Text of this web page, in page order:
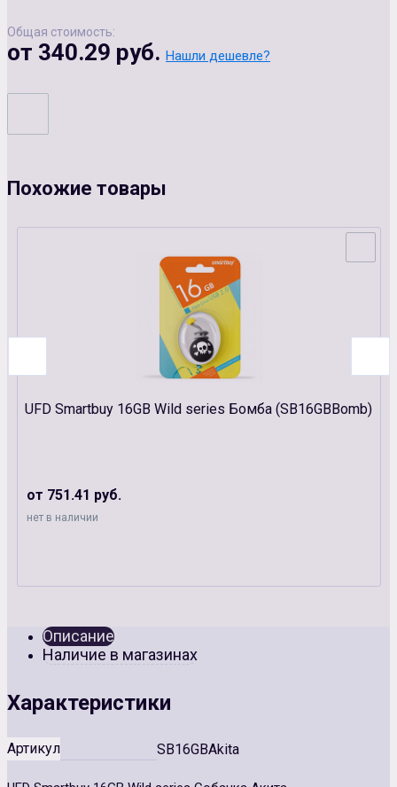
Общая стоимость:
от 340.29 руб. Нашли дешевле?
Похожие товары
UFD Smartbuy 16GB Wild series Бомба (SB16GBBomb)
от 751.41 руб.
нет в наличии
Описание
Наличие в магазинах
Характеристики
Артикул SB16GBAkita